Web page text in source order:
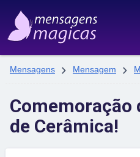
Mensagens  Mensagem 
Comemoração
de Cerâmica!